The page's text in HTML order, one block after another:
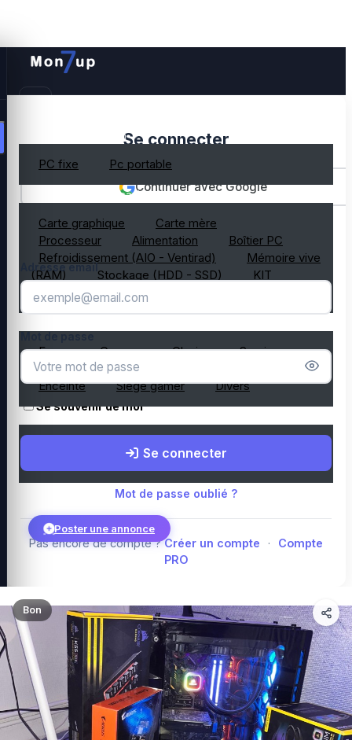
PC gamer occasion
PC fixe Pc portable
Composant PC occasion
Carte graphique
Carte mère
Processeur
Alimentation
Boîtier PC
Refroidissement (AIO - Ventirad)
Mémoire vive
(RAM)
Stockage (HDD - SSD)
KIT
composant PC gamer
Ecran Casque Clavier
Souris
Microphone
Webcam
Enceinte
Siège gamer Divers
Top PC gamer : Intel / AMD
Composants PC gamer
Poster une annonce
Connexion
Se connecter
Continuer avec Google
OU
Adresse email
Se souvenir de moi
Se connecter
Mot de passe oublié ?
Pas encore de compte ? Créer un compte ·
Compte
PRO
Bon